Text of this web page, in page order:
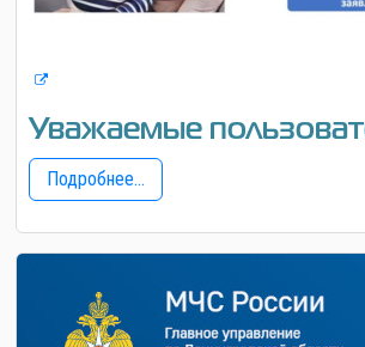
Уважаемые
Подробнее...